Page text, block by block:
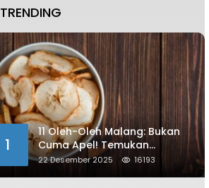
TRENDING
1
11 Oleh-Oleh Malang: Bukan
Cuma Apel! Temukan
Kelezatan Unik yang Wajib
22 Desember 2025 16193